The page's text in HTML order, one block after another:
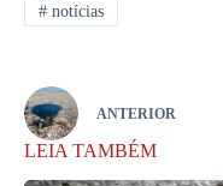
#notícias
ANTERIOR
LEIA TAMBÉM